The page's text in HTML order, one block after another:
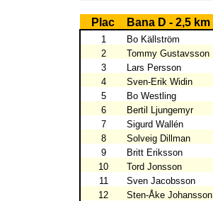
Plac Bana D - 2,5 km
1 Bo Källström
2
Tommy Gustavsson
3
Lars Persson
4
Sven-Erik Widin
5
Bo Westling
6
Bertil Ljungemyr
7
Sigurd Wallén
8
Solveig Dillman
9
Britt Eriksson
10
Tord Jonsson
11
Sven Jacobsson
12
Sten-Åke Johansson